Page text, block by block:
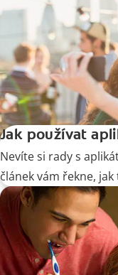
Jak používat
Nevíte si rady s
článek vám řekne,